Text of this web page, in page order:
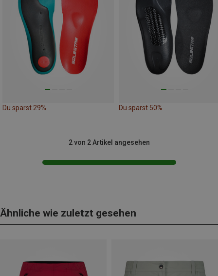
Du sparst 29% Du sparst 50%
2 von 2 Artikel angesehen
Ähnliche wie zuletzt gesehen